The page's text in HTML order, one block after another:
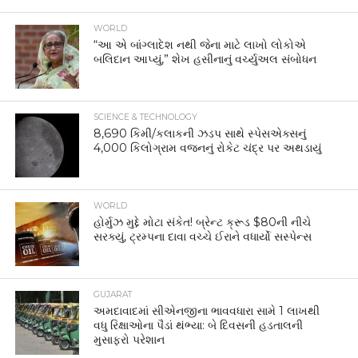
WORLD
“આ એ બાંગ્લાદેશ નથી જેના માટે લાખો લોકોએ
બલિદાન આપ્યું,” શેખ હસીનાનું વર્ચ્યુઅલ સંબોધન
SCIENCE & TECHNOLOGY
8,690 કિમી/કલાકની ઝડપ સાથે સ્પેસએક્સનું
4,000 કિલોગ્રામ વજનનું રોકેટ ચંદ્ર પર અથડાયું
WORLD
હોર્મુઝ મુદ્દે મોટા સંકેત! બ્રેન્ટ ક્રૂડ $80ની નીચે
સરક્યું, ટ્રમ્પના દાવા વચ્ચે ઈરાને વધાર્યો સસ્પેન્સ
GUJARAT
અમદાવાદમાં સીએનજીના ભાવવધારા સામે 1 લાખથી
વધુ રિક્ષાઓના પૈડાં થંભ્યા: બે દિવસની હડતાલની
મુસાફરો પરેશાન